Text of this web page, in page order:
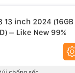
13 inch 2024 (16GB
– Like New 99%